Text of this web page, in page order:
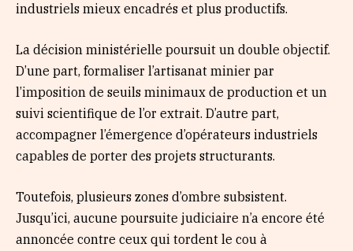
industriels mieux encadrés et plus productifs.
La décision ministérielle poursuit un double objectif.
D’une part, formaliser l’artisanat minier par
l’imposition de seuils minimaux de production et un
suivi scientifique de l’or extrait. D’autre part,
accompagner l’émergence d’opérateurs industriels
capables de porter des projets structurants.
Toutefois, plusieurs zones d’ombre subsistent.
Jusqu’ici, aucune poursuite judiciaire n’a encore été
annoncée contre ceux qui tordent le cou à